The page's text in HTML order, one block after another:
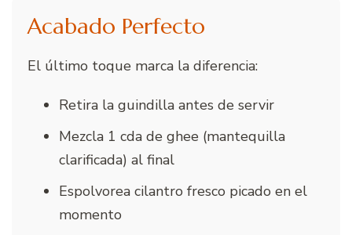
Acabado Perfecto
El último toque marca la diferencia:
Retira la guindilla antes de servir
Mezcla 1 cda de ghee (mantequilla
clarificada) al final
Espolvorea cilantro fresco picado en el
momento